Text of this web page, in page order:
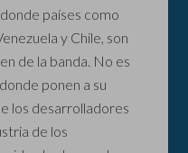
países como
y Chile, son
de la banda. No es
ponen a su
los desarrolladores
de los